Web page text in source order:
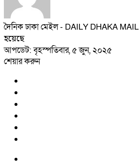
দৈনিক ঢাকা মেইল - DAILY DHAKA MAIL
হয়েছে
আপডেট: বৃহস্পতিবার, ৫ জুন, ২০২৫
শেয়ার করুন